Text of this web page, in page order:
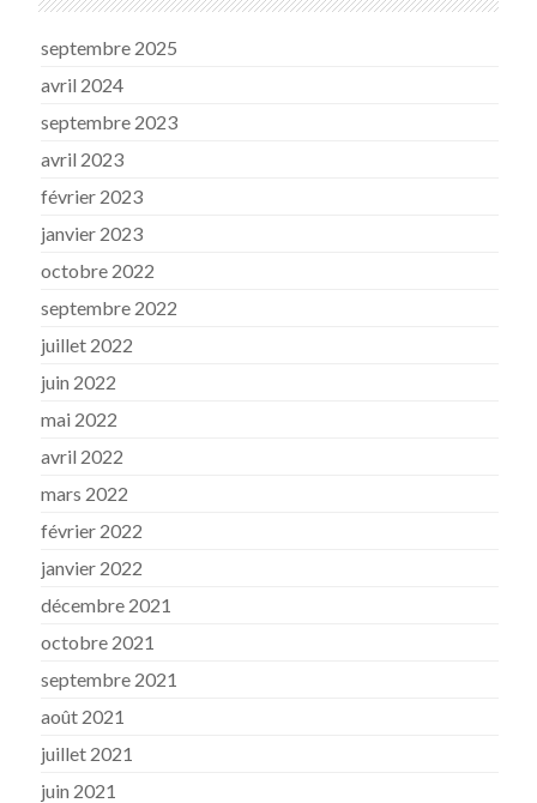
septembre 2025
avril 2024
septembre 2023
avril 2023
février 2023
janvier 2023
octobre 2022
septembre 2022
juillet 2022
juin 2022
mai 2022
avril 2022
mars 2022
février 2022
janvier 2022
décembre 2021
octobre 2021
septembre 2021
août 2021
juillet 2021
juin 2021